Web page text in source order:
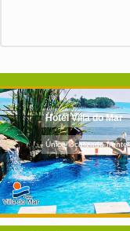
Hotel Villa do Mar
Único localizado